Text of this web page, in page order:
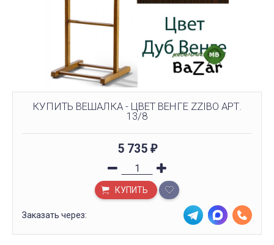
КУПИТЬ ВЕШАЛКА - ЦВЕТ ВЕНГЕ ZZIBO АРТ.
13/8
5 735 ₽
КУПИТЬ
Заказать через: